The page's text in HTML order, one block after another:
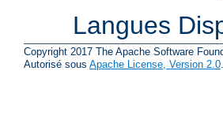
Langues
Copyright 2017 The Apache Software
Autorisé sous Apache License, Version 2.0.